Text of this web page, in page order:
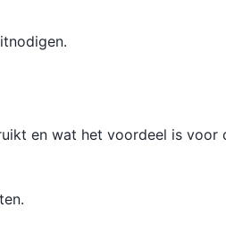
en wat het voordeel is voor